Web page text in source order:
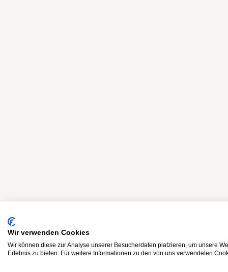
Wir verwenden Cookies
Wir können diese zur Analyse unserer Besucherdaten platzieren, um unsere
Erlebnis zu bieten. Für weitere Informationen zu den von uns verwendeten